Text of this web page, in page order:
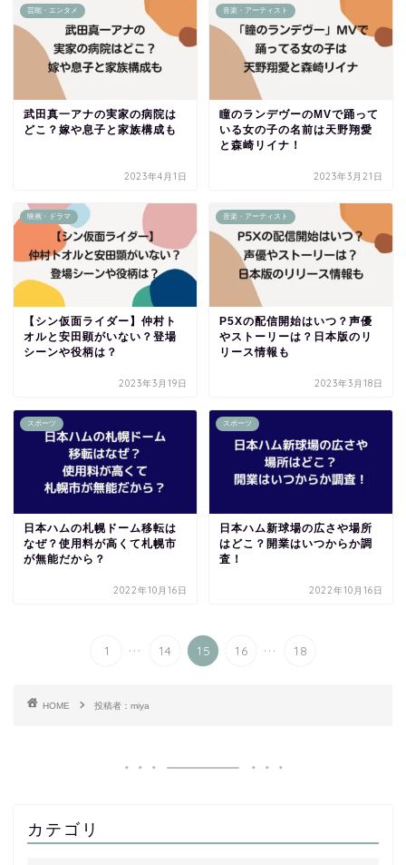
芸能・エンタメ
武田真一アナの実家の病院は
どこ？嫁や息子と家族構成も
2023年4月1日
音楽・アーティスト
瞳のランデヴーのMVで踊って
いる女の子の名前は天野翔愛
と森崎リイナ！
2023年3月21日
映画・ドラマ
【シン仮面ライダー】仲村ト
オルと安田顕がいない？登場
シーンや役柄は？
2023年3月19日
音楽・アーティスト
P5Xの配信開始はいつ？声優
やストーリーは？日本版のリ
リース情報も
2023年3月18日
スポーツ
日本ハムの札幌ドーム移転は
なぜ？使用料が高くて札幌市
が無能だから？
2022年10月16日
スポーツ
日本ハム新球場の広さや場所
はどこ？開業はいつからか調
査！
2022年10月16日
1 ... 14 15 16 ... 18
HOME 投稿者：miya
カテゴリ